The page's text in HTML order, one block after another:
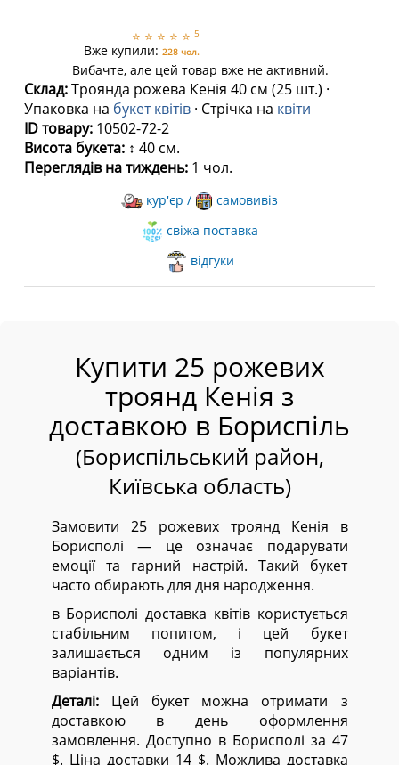
⭐ ⭐ ⭐ ⭐ ⭐ 5
Вже купили: 228 чол.
Вибачте, але цей товар вже не активний.
Склад:Троянда рожева Кенія 40 см (25 шт.) ·
Упаковка на букет квітів · Стрічка на квіти
ID товару: 10502-72-2
Висота букета: ↕ 40 см.
Переглядів на тиждень: 1 чол.
кур'єр /
самовивіз
свіжа поставка
відгуки
Купити 25 рожевих
троянд Кенія з
доставкою в Бориспіль
(Бориспільський район,
Київська область)
Замовити 25 рожевих троянд Кенія в
Борисполі — це означає подарувати
емоції та гарний настрій. Такий букет
часто обирають для дня народження.
в Борисполі доставка квітів користується
стабільним попитом, і цей букет
залишається одним із популярних
варіантів.
Деталі:Цей букет можна отримати з
доставкою в день оформлення
замовлення. Доступно в Борисполі за 47
$. Ціна доставки 14 $. Можлива доставка